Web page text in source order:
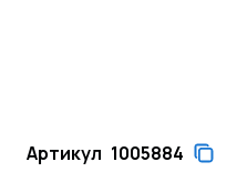
Артикул 1005884